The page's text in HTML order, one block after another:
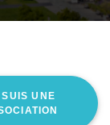
UNE